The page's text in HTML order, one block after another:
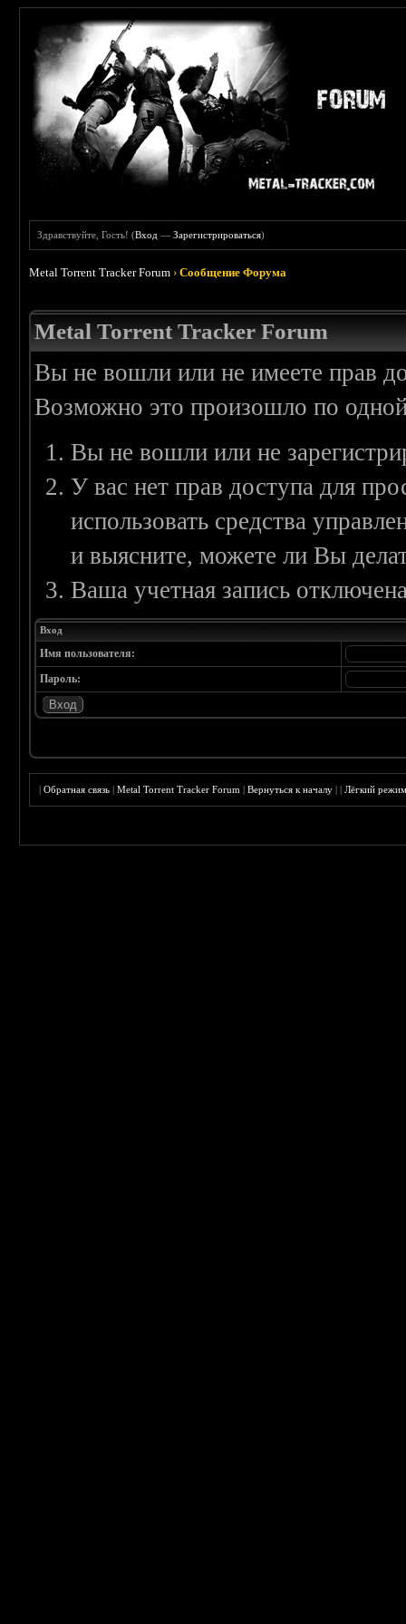
Здравствуйте, Гость! (Вход —Зарегистрироваться)
Metal Torrent Tracker Forum ›Сообщение Форума
Metal Torrent Tracker Forum
Вы не вошли или не имеете прав
Возможно это произошло по
Вы не вошли или не
У вас нет прав доступа для
использовать средства
и выясните, можете ли Вы
Ваша учетная запись
Вход
Имя пользователя:
Пароль:
|Обратная связь |Metal Torrent Tracker Forum |Вернуться к началу ||Лёгкий